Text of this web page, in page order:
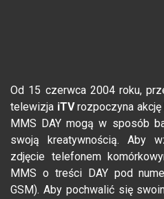
Od 15 czerwca 2004 roku,
telewizja iTVrozpoczyna akcję
MMS DAY mogą w sposób
swoją kreatywnością. Aby
zdjęcie telefonem
MMS o treści DAY pod
GSM). Aby pochwalić się